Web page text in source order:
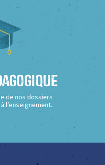
de nos dossiers
l’enseignement.